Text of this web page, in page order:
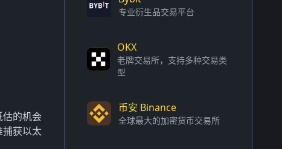
估的机会
获以太
专业衍生品交易平台
OKX
老牌交易所，支持多种交易类
型
币安 Binance
全球最大的加密货币交易所